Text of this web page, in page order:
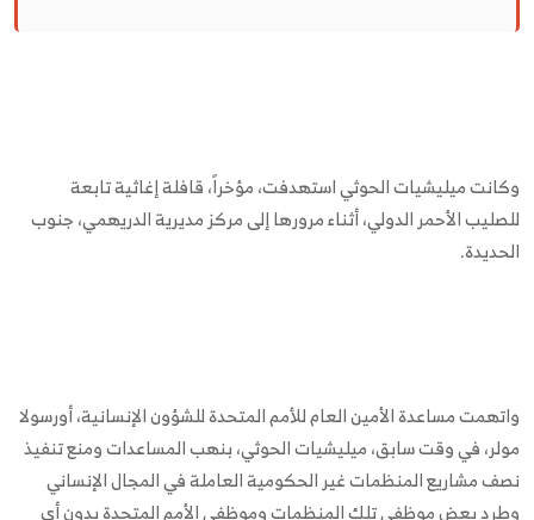
وكانت ميليشيات الحوثي استهدفت، مؤخراً، قافلة إغاثية تابعة
للصليب الأحمر الدولي، أثناء مرورها إلى مركز مديرية الدريهمي، جنوب
الحديدة.
واتهمت مساعدة الأمين العام للأمم المتحدة للشؤون الإنسانية، أورسولا
مولر، في وقت سابق، ميليشيات الحوثي، بنهب المساعدات ومنع تنفيذ
نصف مشاريع المنظمات غير الحكومية العاملة في المجال الإنساني
وطرد بعض موظفي تلك المنظمات وموظفي الأمم المتحدة بدون أي